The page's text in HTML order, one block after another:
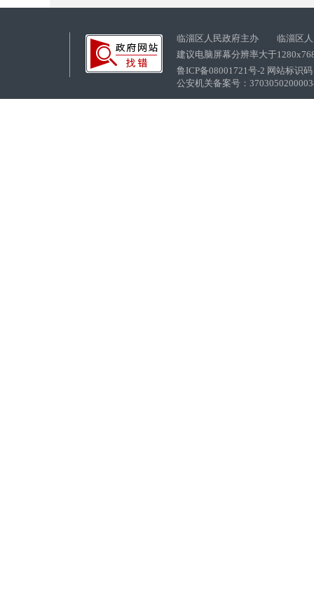
临淄区人民政府主办 临淄区人
建议电脑屏幕分辨率大于
鲁ICP备08001721号-2 网站标识
公安机关备案号：